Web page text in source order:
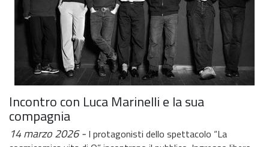
Incontro con Luca Marinelli e la sua
compagnia
14 marzo 2026
I protagonisti dello spettacolo “La